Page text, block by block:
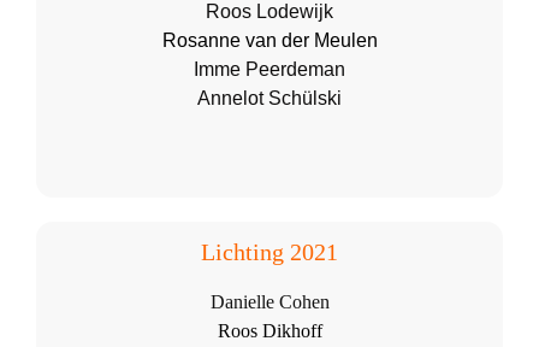
Roos Lodewijk
Rosanne van der Meulen
Imme Peerdeman
Annelot Schülski
Lichting 2021
Danielle Cohen
Roos Dikhoff